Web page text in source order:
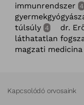
immunrendszer 4
túlsúly 4 dr.
láthatatlan
magzati medicina
Kapcsolódó orvosaink